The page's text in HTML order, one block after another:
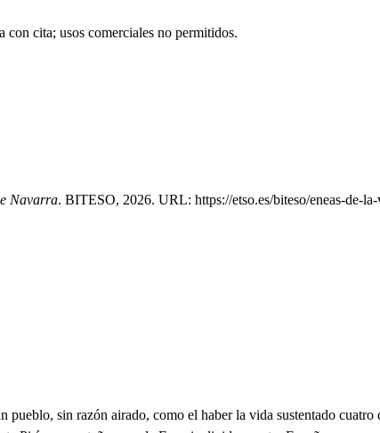
cita; usos comerciales no permitidos.
Navarra. BITESO, 2026. URL: https://etso.es/biteso/eneas-de-
cimientos le sirven, pues se labró de un peñasco. En él vivimos gustosos, con doce, o trece Soldados, sin algunos Labradores, que a trechos siembran pedazos. de tierra, la que permiten los torcidos intrincados lavirintos, de raíces, que en su larga edad cobraron más robustez, y dureza, dando al hombre desengaños, pues que sus fuerzas declinan, cuando crecen las de un árbol. Y aunque tres veces los Moros; por librarse de los daños que reciben cada día de Don Gastón, intentaron asaltarle a escala vista, volvieron escarmentados, siempre con perdida mucha; porque donde está fundado, solo en en escalas de nubes fuera posible el asalto. Pero al que enfrente d el mío miráis sobre aquel ribazo, sus asombros le defienden de Moros; y de Cristianos, sin que tenga dueño alguno; porque con más de cien pasos nadie a su muro se acerca, y los que lo han intentado, huyendo han vuelto medrosos de su estruendo, y asombrados, Por forastero, noticia de ese Castillo os he dado, que ignorando el riesgo, fuera muy posible el acercaros. El Rey Moro, en fin, que oprimo mas este Reino Navarro, es Dimen, Moro valiente, y el que tiene más vasallos. Este le trae cuidadoso mucho a Don Gastón, mi hermano, porque Don Pedro de Lara, un Caballero bizarro, de esotra parte del Alga, río, que impidiera el paso a Don Castón muchas veces, a no pasarle nadando. Tiene una Villa muy fuerte, a quien con pocos Soldados de Dimen, ha defendido; porque el Moro aficionado de una hermana de Don Pedro, mujer valerosa; tanto como bella, en pocos días le ha dado ya tres asaltos. Esta la ocasión ha sido, sin duda de que mi hermano del castillo, y de este monte desde ayer haya faltado, de parte, suya os ofrezco por si gustáis de acetarlo, ese pobre, aunque seguro albergue; pero excusado fuera el llamarle seguro, porque vuestra espada, Hidalgo, le diera seguridades más ciertas que sus peñascos. Mucho he estimado señora saber quien sois, y el estado en que se hallan estos Reinos, mas una queja he de daros. Cuál es? . Haberme ofrecido de parte de vuestro hermano solamente el hospedaje. Demás de que ese agasajo es poco para ofrecido, de quien no puede rogaros que le acetéis, no es posible tampoco el haber dudado vos, que de mi parte es fuerza por lo menos desearlo; pues la libertados debo. Y la que me habéis quitado? Eso dirá la experiencia. Ines qué dices? . Muy blando está nuestro mataperros, Y también un tanto cuanto mi ama ocasionadilla. Su obligación lo ha causado, Quién será este? . Veltenebros, ahe se ocorro enviado. de Viganda, porque tan fieros golpes, y descabellados, son de caballero andante. Cuanto es decente en mi estado, y aún algo más, os he dicho, mas ya me vienen buscando con el clarín los que en guarda del castillo se quedaron. Vamos, que ya nos han visto. Qué esperas . En que quedamos. En lo que vos dispusieréis, que yo, señora, no mando en mí. . Resuelto es en todo. El poco habla; pero claro. Esto no tiene remedio: en fin, que yo he de mandaros que lo acetéis. Pues qué os cuesta? (mos Mucho, mas si es fuerza va Primero que el sol se ausente, iré a ser vuestro soldado. Ya salís de lo propuesto. Estoy, señora,